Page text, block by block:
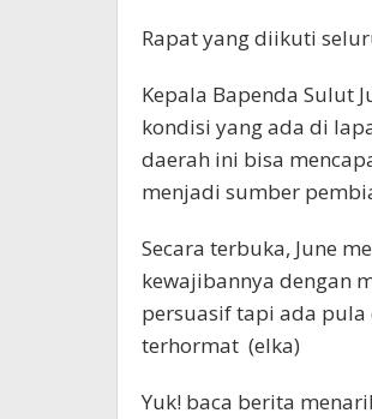
Rapat yang diikuti
Kepala Bapenda Sulut
kondisi yang ada di
daerah ini bisa
menjadi sumber
Secara terbuka, June
kewajibannya dengan
persuasif tapi ada pula
terhormat (elka)
Yuk! baca berita